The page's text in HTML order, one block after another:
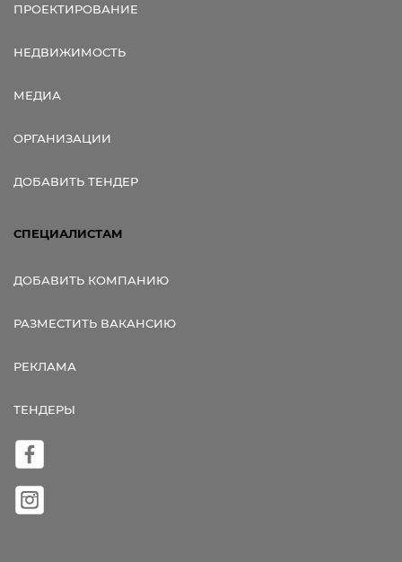
ПРОЕКТИРОВАНИЕ
НЕДВИЖИМОСТЬ
МЕДИА
ОРГАНИЗАЦИИ
ДОБАВИТЬ ТЕНДЕР
СПЕЦИАЛИСТАМ
ДОБАВИТЬ КОМПАНИЮ
РАЗМЕСТИТЬ ВАКАНСИЮ
РЕКЛАМА
ТЕНДЕРЫ